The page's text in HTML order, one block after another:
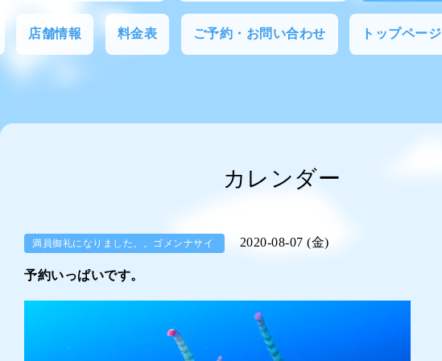
店舗情報 料金表 ご予約・お問い合わせ トップページ
カレンダー
満員御礼になりました。。ゴメンナサイ 2020-08-07 (金)
予約いっぱいです。